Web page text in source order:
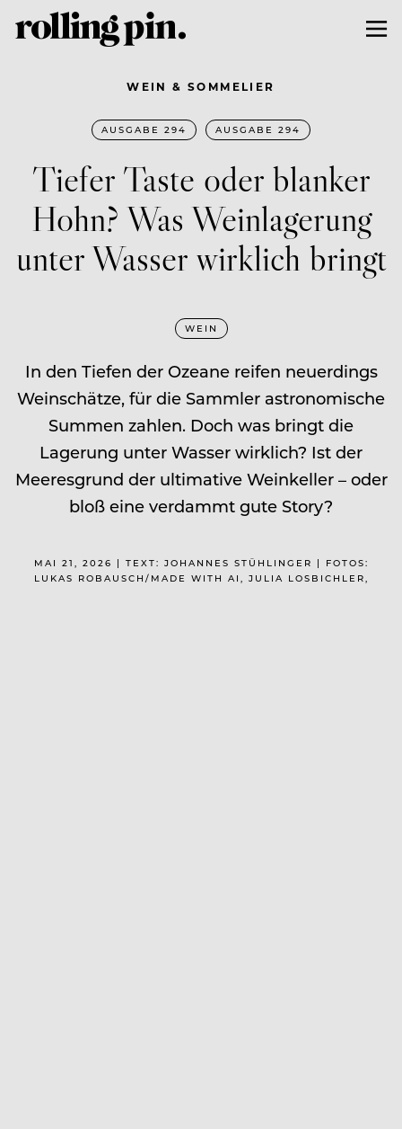
WEIN & SOMMELIER
AUSGABE 294 AUSGABE 294
Tiefer Taste oder blanker
Hohn? Was Weinlagerung
unter Wasser wirklich bringt
WEIN
In den Tiefen der Ozeane reifen neuerdings
Weinschätze, für die Sammler astronomische
Summen zahlen. Doch was bringt die
Lagerung unter Wasser wirklich? Ist der
Meeresgrund der ultimative Weinkeller – oder
bloß eine verdammt gute Story?
MAI 21, 2026 | TEXT: JOHANNES STÜHLINGER | FOTOS:
LUKAS ROBAUSCH/MADE WITH AI, JULIA LOSBICHLER,